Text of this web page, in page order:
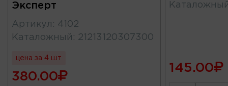
Эксперт
Артикул : 4102
Каталожный : 21213120307300
цена за 4 шт
380.00
145.00